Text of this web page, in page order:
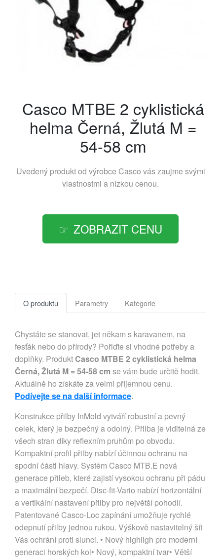
Casco MTBE 2 cyklistická
helma Černá, Žlutá M =
54-58 cm
Uvedený produkt od výrobce Casco vás zaujme svými
vlastnostmi a nízkou cenou.
ZOBRAZIT CENU
O produktu Parametry Kategorie
Chystáte se stanovat, jet někam s karavanem, na
fesťák nebo do přírody? Pořiďte si vhodné potřeby a
doplňky. ProduktCasco MTBE 2 cyklistická helma
Černá, Žlutá M = 54-58 cm se vám bude určitě hodit.
Aktuálně ho získáte za velmi příjemnou cenu.
Podívejte se na další informace.
Konstrukce přilby InMold vytváří robustní a pevný
celek, který je bezpečný a odolný. Přilba je viditelná ze
všech stran díky reflexním pruhům po obvodu.
Kompaktní profil přilby nabízí účinnou ochranu na
spodní části hlavy. Systém Casco MTB.E nová
generace přileb, které zajistí vysokou ochranu při pádu
a maximální bezpečí. Disc-fit-Vario nabízí horizontální
a vertikální nastavení přilby pro největší pohodlí.
Patentované Casco-Loc zapínání umožňuje rychlé
odepnutí přilby jednou rukou. Výškově nastavitelný šít
Vás ochrání proti slunci. • Nový highligh pro moderní
generaci horských kol• Nový, kompaktní tvar• Větší